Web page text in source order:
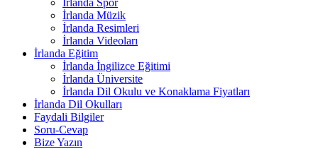
İrlanda Spor
İrlanda Müzik
İrlanda Resimleri
İrlanda Videoları
İrlanda Eğitim
İrlanda İngilizce Eğitimi
İrlanda Üniversite
İrlanda Dil Okulu ve Konaklama Fiyatları
İrlanda Dil Okulları
Faydali Bilgiler
Soru-Cevap
Bize Yazın